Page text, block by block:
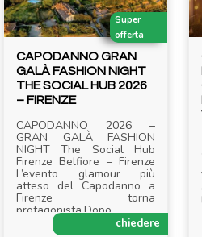
Super
offerta
CAPODANNO GRAN
GALÀ FASHION NIGHT
THE SOCIAL HUB 2026
– FIRENZE
CAPODANNO 2026 –
GRAN GALÀ FASHION
NIGHT The Social Hub
Firenze Belfiore – Firenze
L’evento glamour più
atteso del Capodanno a
Firenze torna
protagonista.Dopo.....
chiedere